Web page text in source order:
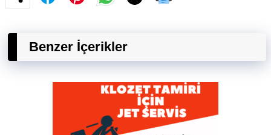
Benzer İçerikler